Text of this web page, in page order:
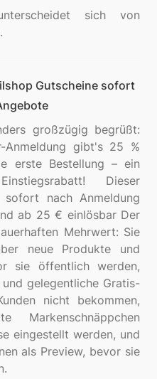
sich von
Gutscheine sofort
großzügig begrüßt:
gibt's 25 %
erste Bestellung – ein
Dieser
nach Anmeldung
ab 25 € einlösbar Der
Mehrwert: Sie
neue Produkte und
sie öffentlich werden,
gelegentliche Gratis-
nicht bekommen,
Markenschnäppchen
eingestellt werden, und
als Preview, bevor sie